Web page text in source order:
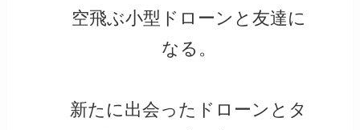
空飛ぶ小型ドローンと友達に
なる。
新たに出会ったドローンとタ